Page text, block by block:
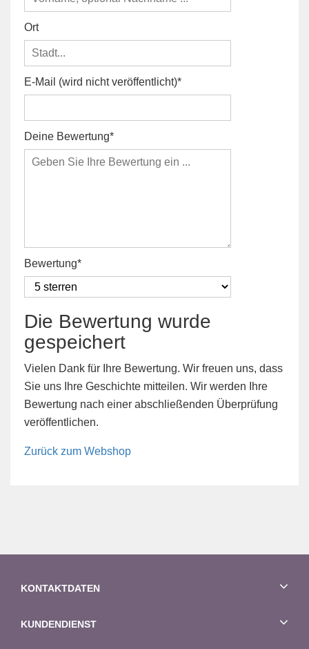
Ort
E-Mail (wird nicht veröffentlicht)
Deine Bewertung
Bewertung
Die Bewertung wurde
gespeichert
Vielen Dank für Ihre Bewertung. Wir freuen uns, dass
Sie uns Ihre Geschichte mitteilen. Wir werden Ihre
Bewertung nach einer abschließenden Überprüfung
veröffentlichen.
Zurück zum Webshop
KONTAKTDATEN
KUNDENDIENST